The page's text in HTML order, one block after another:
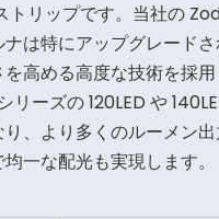
トリップです。当社の
は特にアップグレード
を高める高度な技術を採
リーズの 120LED や
、より多くのルーメン出
一な配光も実現します。